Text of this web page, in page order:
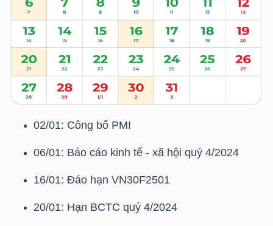
02/01: Công bố PMI
06/01: Báo cáo kinh tế - xã hội quý 4/2024
16/01: Đáo hạn VN30F2501
20/01: Hạn BCTC quý 4/2024
HÀNG
HÓA
KINH
TẾ
GIỚI